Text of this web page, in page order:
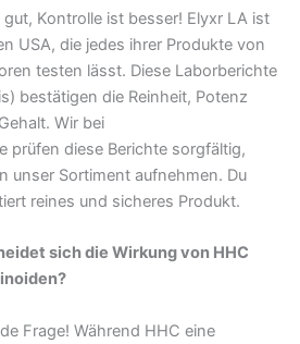
gut, Kontrolle ist besser! Elyxr LA ist
USA, die jedes ihrer Produkte von
testen lässt. Diese Laborberichte
bestätigen die Reinheit, Potenz
Wir bei
prüfen diese Berichte sorgfältig,
unser Sortiment aufnehmen. Du
reines und sicheres Produkt.
sich die Wirkung von HHC
Frage! Während HHC eine